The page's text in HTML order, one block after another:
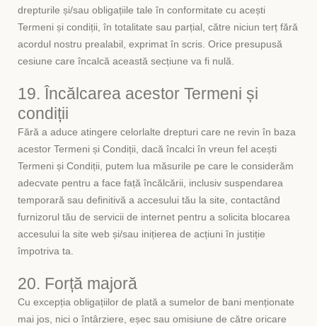
drepturile și/sau obligațiile tale în conformitate cu acești
Termeni și condiții, în totalitate sau parțial, către niciun terț fără
acordul nostru prealabil, exprimat în scris. Orice presupusă
cesiune care încalcă această secțiune va fi nulă.
19. Încălcarea acestor Termeni și
condiții
Fără a aduce atingere celorlalte drepturi care ne revin în baza
acestor Termeni și Condiții, dacă încalci în vreun fel acești
Termeni și Condiții, putem lua măsurile pe care le considerăm
adecvate pentru a face față încălcării, inclusiv suspendarea
temporară sau definitivă a accesului tău la site, contactând
furnizorul tău de servicii de internet pentru a solicita blocarea
accesului la site web și/sau inițierea de acțiuni în justiție
împotriva ta.
20. Forță majoră
Cu excepția obligațiilor de plată a sumelor de bani menționate
mai jos, nici o întârziere, eșec sau omisiune de către oricare